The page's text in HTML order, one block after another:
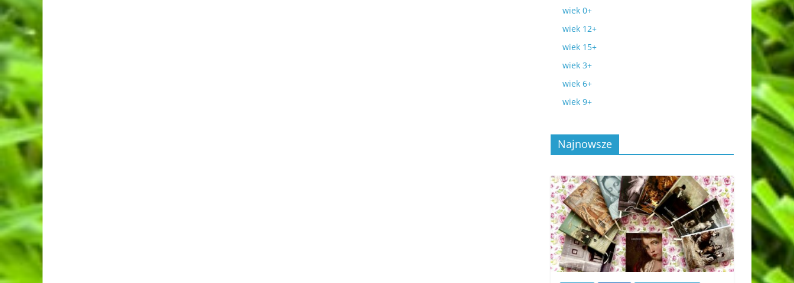
wiek 0+
wiek 12+
wiek 15+
wiek 3+
wiek 6+
wiek 9+
Najnowsze